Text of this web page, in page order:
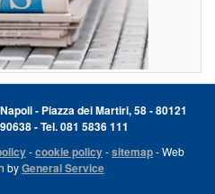
- Piazza dei Martiri, 58 - 80121
- Tel. 081 5836 111
-cookie policy-sitemap- Web
byGeneral Service